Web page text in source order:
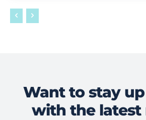
Want to stay
with the latest